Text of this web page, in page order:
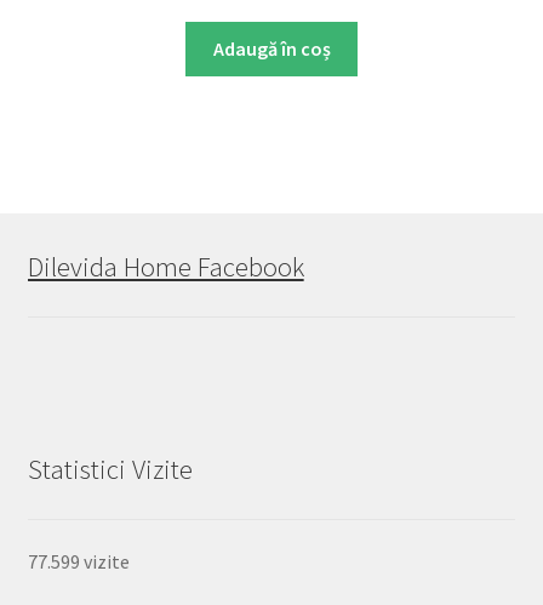
Adaugă în coș
Dilevida Home Facebook
Statistici Vizite
77.599 vizite